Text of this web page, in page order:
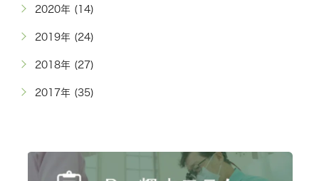
2020年 (14)
2019年 (24)
2018年 (27)
2017年 (35)